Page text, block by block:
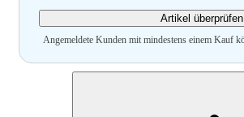
Artikel überprüfen
Angemeldete Kunden mit mindestens einem Kauf